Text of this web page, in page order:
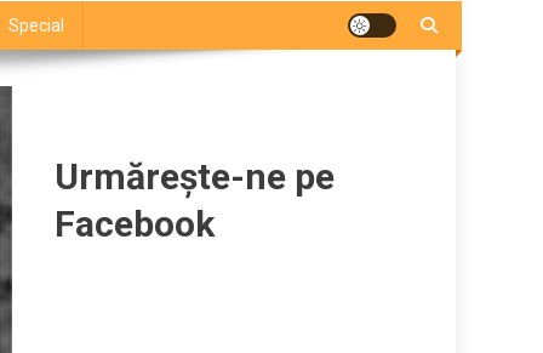
Special
Urmărește-ne pe
Facebook